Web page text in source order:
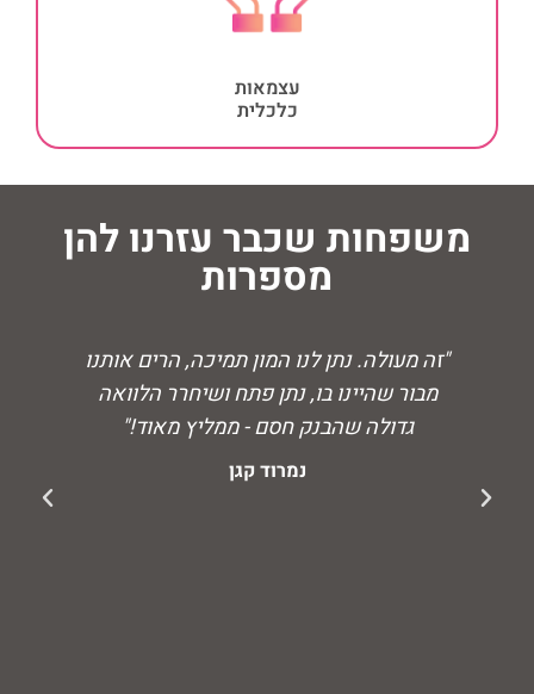
עצמאות
כלכלית
משפחות שכבר עזרנו להן
מספרות
"זה מעולה. נתן לנו המון תמיכה, הרים אותנו
מבור שהיינו בו, נתן פתח ושיחרר הלוואה
גדולה שהבנק חסם - ממליץ מאוד!"
נמרוד קגן